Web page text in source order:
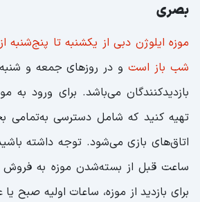
بصری
شب باز است
بازدیدکنندگان می‌باشد. برای ورود به
تهیه کنید که شامل دسترسی به‌تمامی
اتاق‌های بازی می‌شود. توجه داشته
ساعت قبل از بسته‌شدن موزه به فروش
برای بازدید از موزه، ساعات اولیه صبح